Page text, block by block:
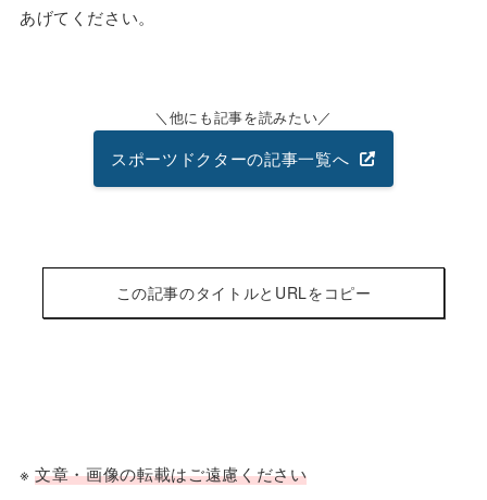
あげてください。
他にも記事を読みたい
スポーツドクターの記事一覧へ
この記事のタイトルとURLをコピー
※文章・画像の転載はご遠慮ください